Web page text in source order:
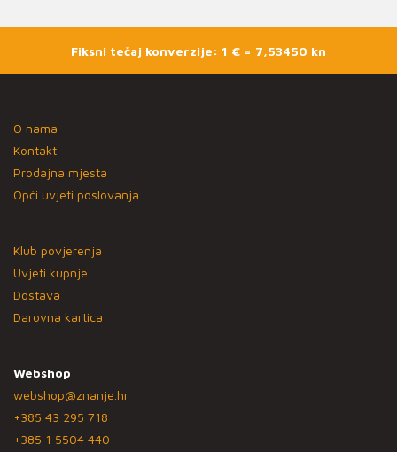
Fiksni tečaj konverzije: 1 € = 7,53450 kn
O nama
Kontakt
Prodajna mjesta
Opći uvjeti poslovanja
Klub povjerenja
Uvjeti kupnje
Dostava
Darovna kartica
Webshop
webshop@znanje.hr
+385 43 295 718
+385 1 5504 440